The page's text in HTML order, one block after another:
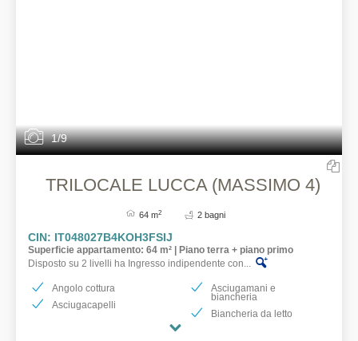
1/9
TRILOCALE LUCCA (MASSIMO 4)
64 m2 2 bagni
CIN: IT048027B4KOH3FSIJ
Superficie appartamento: 64 m² | Piano terra + piano primo
Disposto su 2 livelli ha Ingresso indipendente con...
Angolo cottura
Asciugacapelli
Asciugamani e
biancheria
Biancheria da letto